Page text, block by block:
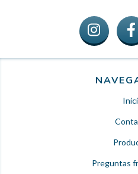
Preguntas